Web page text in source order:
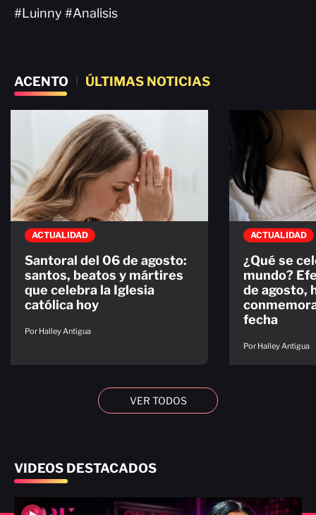
#Luinny #Analisis
ACENTO ÚLTIMAS NOTICIAS
ACTUALIDAD
Santoral del 06 de agosto:
santos, beatos y mártires
que celebra la Iglesia
católica hoy
Por Halley Antigua
ACTUALIDAD
¿Qué se
mundo?
de agosto,
fecha
Por Halley Antigua
VER TODOS
VIDEOS DESTACADOS